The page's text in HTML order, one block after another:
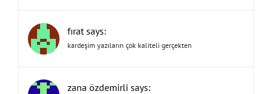
fırat says:
kardeşim yazıların çok kaliteli gerçekten
zana özdemirli says: